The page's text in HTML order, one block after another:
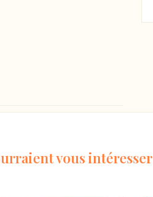
vous intéresser